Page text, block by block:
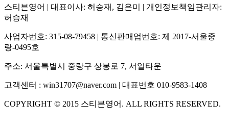
스티븐영어 | 대표이사: 허승재, 김은미
| 개인정보책임관리자:
허승재
사업자번호: 315-08-79458 | 통신판매업번호: 제 2017-서울중
랑-0495호
주소: 서울특별시 중랑구 상봉로 7, 서일타운
고객센터 : win31707@naver.com | 대표번호 010-9583-1408
COPYRIGHT © 2015 스티븐영어 . ALL RIGHTS RESERVED.